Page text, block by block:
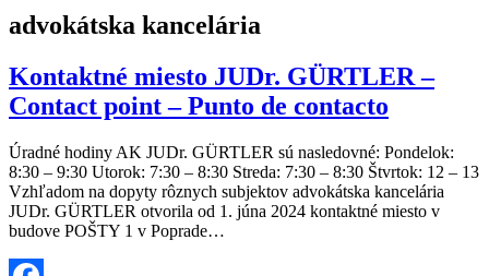
advokátska kancelária
Kontaktné miesto JUDr. GÜRTLER –
Contact point – Punto de contacto
Úradné hodiny AK JUDr. GÜRTLER sú nasledovné: Pondelok:
8:30 – 9:30 Utorok: 7:30 – 8:30 Streda: 7:30 – 8:30 Štvrtok: 12 – 13
Vzhľadom na dopyty rôznych subjektov advokátska kancelária
JUDr. GÜRTLER otvorila od 1. júna 2024 kontaktné miesto v
budove POŠTY 1 v Poprade…